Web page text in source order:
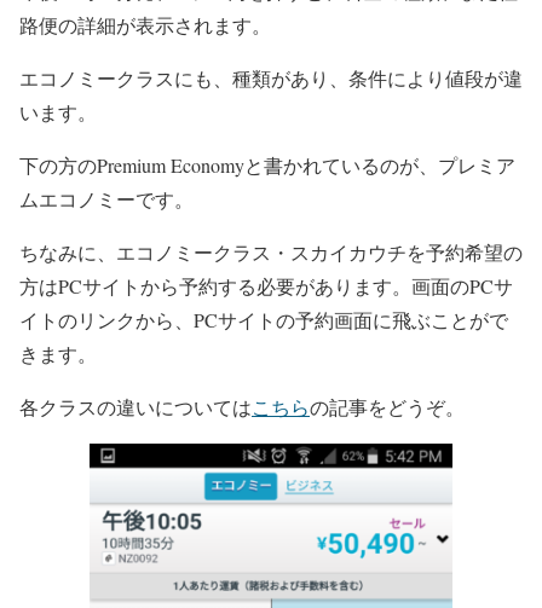
路便の詳細が表示されます。
エコノミークラスにも、種類があり、条件により値段が違
います。
下の方のPremium Economyと書かれているのが、プレミア
ムエコノミーです。
ちなみに、エコノミークラス・スカイカウチを予約希望の
方はPCサイトから予約する必要があります。画面のPCサ
イトのリンクから、PCサイトの予約画面に飛ぶことがで
きます。
各クラスの違いについてはこちらの記事をどうぞ。